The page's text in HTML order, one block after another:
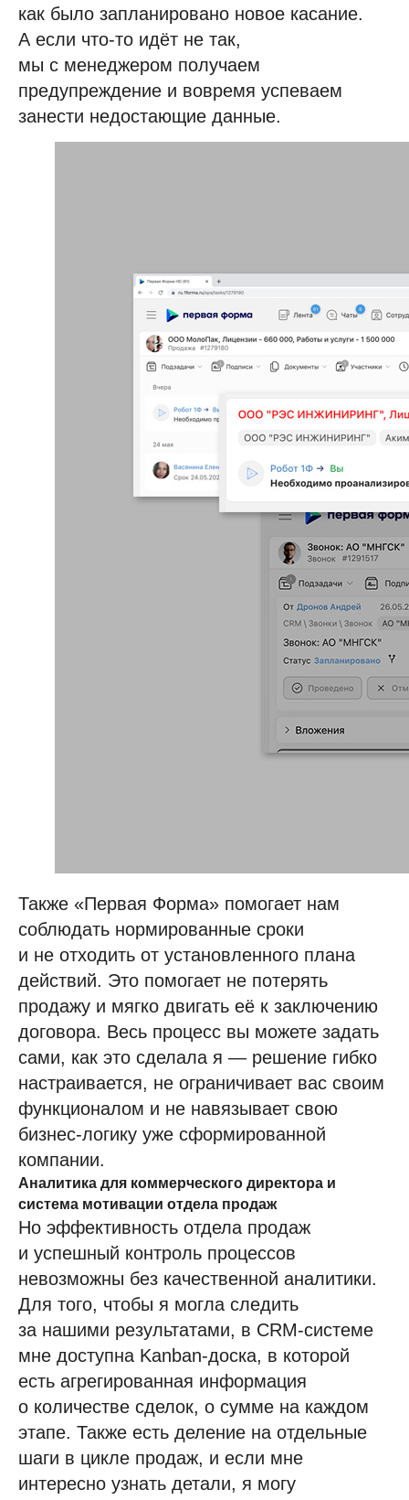
как было запланировано новое касание.
А если что-то идёт не так,
мы с менеджером получаем
предупреждение и вовремя успеваем
занести недостающие данные.
Также «Первая Форма» помогает нам
соблюдать нормированные сроки
и не отходить от установленного плана
действий. Это помогает не потерять
продажу и мягко двигать её к заключению
договора. Весь процесс вы можете задать
сами, как это сделала я — решение гибко
настраивается, не ограничивает вас своим
функционалом и не навязывает свою
бизнес-логику уже сформированной
компании.
Аналитика для коммерческого директора и
система мотивации отдела продаж
Но эффективность отдела продаж
и успешный контроль процессов
невозможны без качественной аналитики.
Для того, чтобы я могла следить
за нашими результатами, в CRM-системе
мне доступна Kanban-доска, в которой
есть агрегированная информация
о количестве сделок, о сумме на каждом
этапе. Также есть деление на отдельные
шаги в цикле продаж, и если мне
интересно узнать детали, я могу